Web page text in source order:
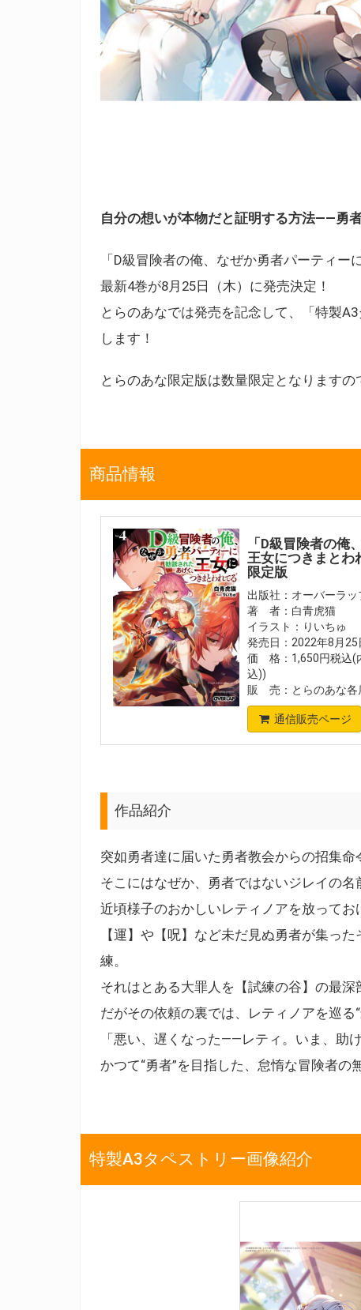
自分の想いが本物だと証明する方法――勇者
「D級冒険者の俺、なぜか勇者パーティー
最新4巻が8月25日（木）に発売決定！
とらのあなでは発売を記念して、「特製
します！
とらのあな限定版は数量限定となります
商品情報
「D級冒険者の俺
王女につきまとわ
限定版
出版社：オーバーラッ
著 者：白青虎猫
イラスト：りいちゅ
発売日：2022年8月25
価 格：1,650円税込(
込))
販 売：とらのあな各
通信販売ページ
作品紹介
突如勇者達に届いた勇者教会からの招集命
そこにはなぜか、勇者ではないジレイの名
近頃様子のおかしいレティノアを放ってお
【運】や【呪】など未だ見ぬ勇者が集っ
練。
それはとある大罪人を【試練の谷】の最深
だがその依頼の裏では、レティノアを巡
「悪い、遅くなった――レティ。いま、助
かつて“勇者”を目指した、怠惰な冒険者の
特製A3タペストリー画像紹介